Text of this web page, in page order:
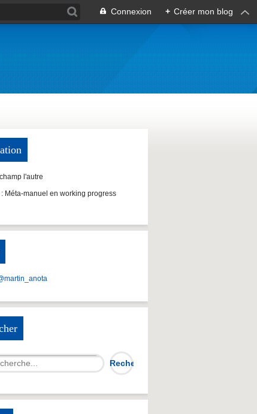
Connexion + Créer mon blog
l'autre
: Méta-manuel en working progress